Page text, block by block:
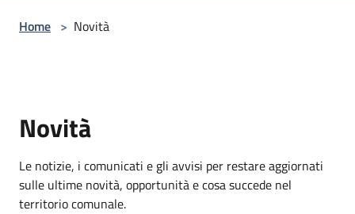
Home > Novità
Novità
Le notizie, i comunicati e gli avvisi per restare aggiornati
sulle ultime novità, opportunità e cosa succede nel
territorio comunale.